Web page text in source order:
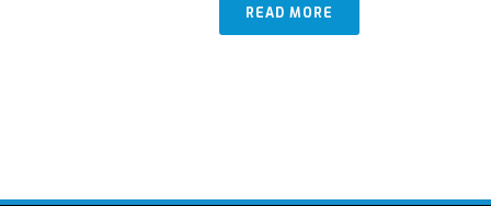
READ MORE